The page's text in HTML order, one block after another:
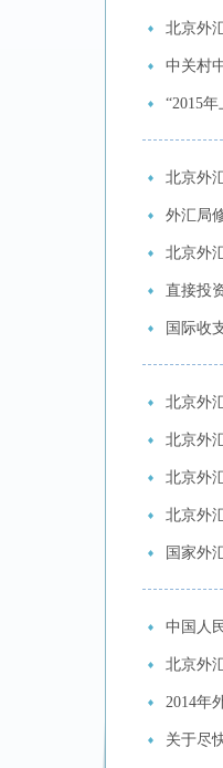
北京外
中关村
“2015
北京外
外汇局
北京外
直接投
国际收
北京外
北京外
北京外
北京外
国家外
中国人
北京外
2014年
关于尽